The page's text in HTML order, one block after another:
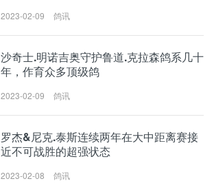
2023-02-09 鸽讯
沙奇士.明诺吉奥守护鲁道.克拉森鸽系几十
年，作育众多顶级鸽
2023-02-09 鸽讯
罗杰&尼克.泰斯连续两年在大中距离赛接
近不可战胜的超强状态
2023-02-08 鸽讯